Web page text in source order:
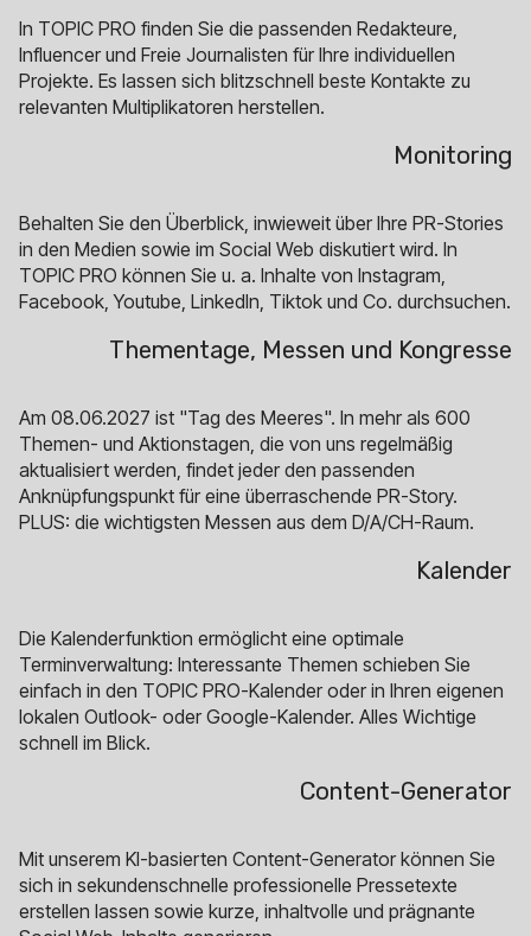
In TOPIC PRO finden Sie die passenden Redakteure,
Influencer und Freie Journalisten für Ihre individuellen
Projekte. Es lassen sich blitzschnell beste Kontakte zu
relevanten Multiplikatoren herstellen.
Monitoring
Behalten Sie den Überblick, inwieweit über Ihre PR-Stories
in den Medien sowie im Social Web diskutiert wird. In
TOPIC PRO können Sie u. a. Inhalte von Instagram,
Facebook, Youtube, LinkedIn, Tiktok und Co. durchsuchen.
Thementage, Messen und Kongresse
Am 08.06.2027 ist "Tag des Meeres". In mehr als 600
Themen- und Aktionstagen, die von uns regelmäßig
aktualisiert werden, findet jeder den passenden
Anknüpfungspunkt für eine überraschende PR-Story.
PLUS: die wichtigsten Messen aus dem D/A/CH-Raum.
Kalender
Die Kalenderfunktion ermöglicht eine optimale
Terminverwaltung: Interessante Themen schieben Sie
einfach in den TOPIC PRO-Kalender oder in Ihren eigenen
lokalen Outlook- oder Google-Kalender. Alles Wichtige
schnell im Blick.
Content-Generator
Mit unserem KI-basierten Content-Generator können Sie
sich in sekundenschnelle professionelle Pressetexte
erstellen lassen sowie kurze, inhaltvolle und prägnante